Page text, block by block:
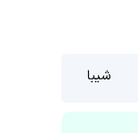
شیبا